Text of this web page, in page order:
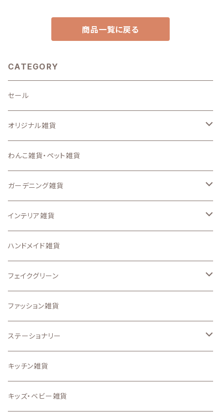
商品一覧に戻る
CATEGORY
セール
オリジナル雑貨
キーホルダー
ステンシルシート
スマートフォンケース、iPadケース
ステッカー
アイロンプリントシート
その他のオリジナル雑貨
うちの子グッズ
写真で作るうちの子グッズ
わんこ雑貨・ペット雑貨
ガーデニング雑貨
なし
ガーデン ピック
置物・オーナメント
.etcガーデン雑貨
インテリア雑貨
収納・インテリア用品
壁面、ハンギング雑貨
マット、マルチカバー
置物・オブジェ
インテリア雑貨小物
壁掛け時計・照明
ハンドメイド雑貨
フェイクグリーン
ドライフラワー
ファッション雑貨
ステーショナリー
スタンプ
ステーショナリー雑貨
キッチン雑貨
キッズ・ベビー雑貨